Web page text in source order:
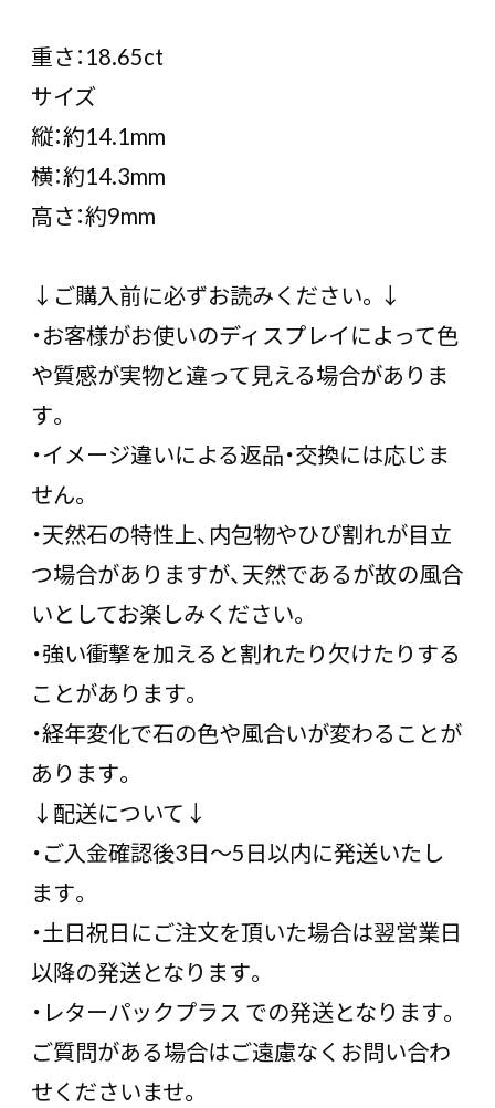
重さ：18.65ct
サイズ
縦：約14.1mm
横：約14.3mm
高さ：約9mm
↓ご購入前に必ずお読みください。↓
・お客様がお使いのディスプレイによって色
や質感が実物と違って見える場合がありま
す。
・イメージ違いによる返品・交換には応じま
せん。
・天然石の特性上、内包物やひび割れが目立
つ場合がありますが、天然であるが故の風合
いとしてお楽しみください。
・強い衝撃を加えると割れたり欠けたりする
ことがあります。
・経年変化で石の色や風合いが変わることが
あります。
↓配送について↓
・ご入金確認後3日〜5日以内に発送いたし
ます。
・土日祝日にご注文を頂いた場合は翌営業日
以降の発送となります。
・レターパックプラス での発送となります。
ご質問がある場合はご遠慮なくお問い合わ
せくださいませ。